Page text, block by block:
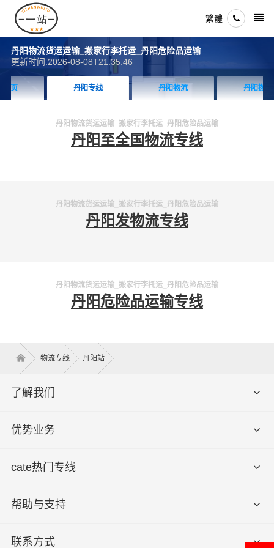
繁體
丹阳物流货运运输_搬家行李托运_丹阳危险品运输
更新时间:2026-08-08T21:35:46
丹阳专线 丹阳物流 丹阳搬家
丹阳物流货运运输_搬家行李托运_丹阳危险品运输
丹阳至全国物流专线
丹阳物流货运运输_搬家行李托运_丹阳危险品运输
丹阳发物流专线
丹阳物流货运运输_搬家行李托运_丹阳危险品运输
丹阳危险品运输专线
物流专线 丹阳站
了解我们
优势业务
cate热门专线
帮助与支持
联系方式